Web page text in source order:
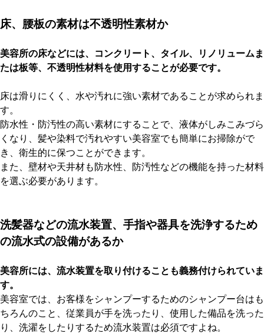
床、腰板の素材は不透明性素材か
美容所の床などには、コンクリート、タイル、リノリュームま
たは板等、不透明性材料を使用することが必要です。
床は滑りにくく、水や汚れに強い素材であることが求められま
す。
防水性・防汚性の高い素材にすることで、液体がしみこみづら
くなり、髪や染料で汚れやすい美容室でも簡単にお掃除がで
き、衛生的に保つことができます。
また、壁材や天井材も防水性、防汚性などの機能を持った材料
を選ぶ必要があります。
洗髪器などの流水装置、手指や器具を洗浄するため
の流水式の設備があるか
美容所には、流水装置を取り付けることも義務付けられていま
す。
美容室では、お客様をシャンプーするためのシャンプー台はも
ちろんのこと、従業員が手を洗ったり、使用した備品を洗った
り、洗濯をしたりするため流水装置は必須ですよね。